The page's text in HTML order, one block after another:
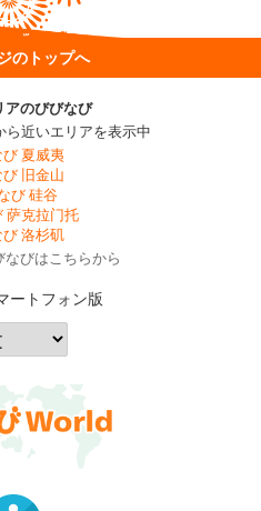
のトップへ
アのびびなび
ら近いエリアを表示中
夏威夷
旧金山
び 硅谷
萨克拉门托
洛杉矶
なびはこちらから
ートフォン版